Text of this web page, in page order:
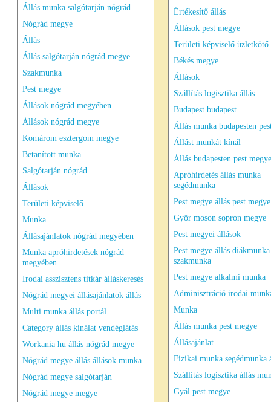
Állás munka salgótarján nógrád
Nógrád megye
Állás
Állás salgótarján nógrád megye
Szakmunka
Pest megye
Állások nógrád megyében
Állások nógrád megye
Komárom esztergom megye
Betanított munka
Salgótarján nógrád
Állások
Területi képviselő
Munka
Állásajánlatok nógrád megyében
Munka apróhirdetések nógrád
megyében
Irodai asszisztens titkár álláskeresés
Nógrád megyei állásajánlatok állás
Multi munka állás portál
Category állás kínálat vendéglátás
Workania hu állás nógrád megye
Nógrád megye állás állások munka
Nógrád megye salgótarján
Nógrád megye megye
Értékesítő állás
Állások pest megye
Területi képviselő üzletkötő
Békés megye
Állások
Szállítás logisztika állás
Budapest budapest
Állás munka budapesten
Állást munkát kínál
Állás budapesten pest
Apróhirdetés állás munka
segédmunka
Pest megye állás pest megye
Győr moson sopron megye
Pest megyei állások
Pest megye állás diákmunka
szakmunka
Pest megye alkalmi munka
Adminisztráció irodai
Munka
Állás munka pest megye
Állásajánlat
Fizikai munka segédmunka
Szállítás logisztika állás
Gyál pest megye